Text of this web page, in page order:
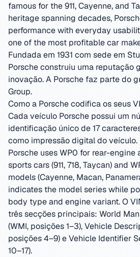
famous for the 911, Cayenne, and
heritage spanning decades,
performance with everyday
one of the most profitable car
Fundada em 1931 com sede em
Porsche construiu uma reputação
inovação.A Porsche faz parte do
Group.
Como a Porsche codifica os seus
Cada veículo Porsche possui um
identificação único de 17
como impressão digital do veículo.
Porsche uses WP0 for rear-
sports cars (911, 718, Taycan) and
models (Cayenne, Macan,
indicates the model series while
body type and engine variant.O
três secções principais: World
(WMI, posições 1–3), Vehicle
posições 4–9) e Vehicle Identifier
10–17).